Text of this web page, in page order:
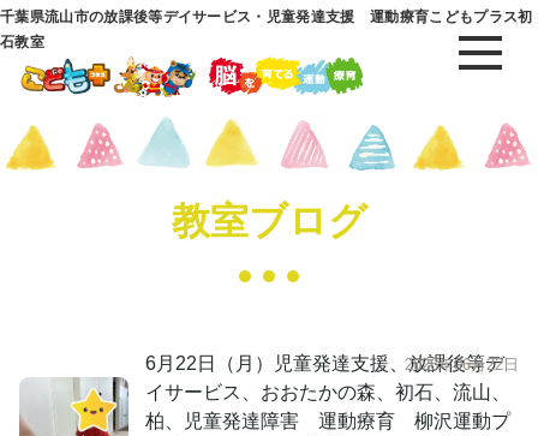
千葉県流山市の放課後等デイサービス・児童発達支援 運動療育こどもプラス初
石教室
教室ブログ
6月22日（月）児童発達支援、放課後等デ
イサービス、おおたかの森、初石、流山、
柏、児童発達障害 運動療育 柳沢運動プ
2026年06月22日